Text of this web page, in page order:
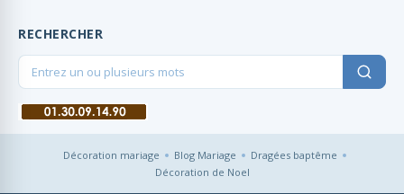
RECHERCHER
Décoration mariage Blog Mariage
Dragées baptême
Décoration de Noel